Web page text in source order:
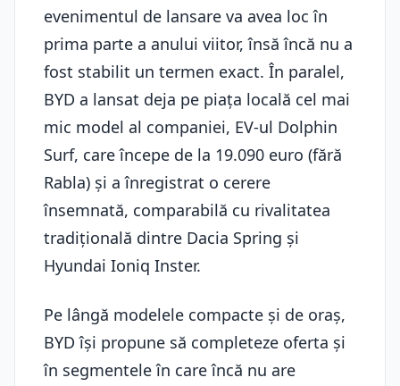
evenimentul de lansare va avea loc în
prima parte a anului viitor, însă încă nu a
fost stabilit un termen exact. În paralel,
BYD a lansat deja pe piața locală cel mai
mic model al companiei, EV-ul Dolphin
Surf, care începe de la 19.090 euro (fără
Rabla) și a înregistrat o cerere
însemnată, comparabilă cu rivalitatea
tradițională dintre Dacia Spring și
Hyundai Ioniq Inster.
Pe lângă modelele compacte și de oraș,
BYD își propune să completeze oferta și
în segmentele în care încă nu are